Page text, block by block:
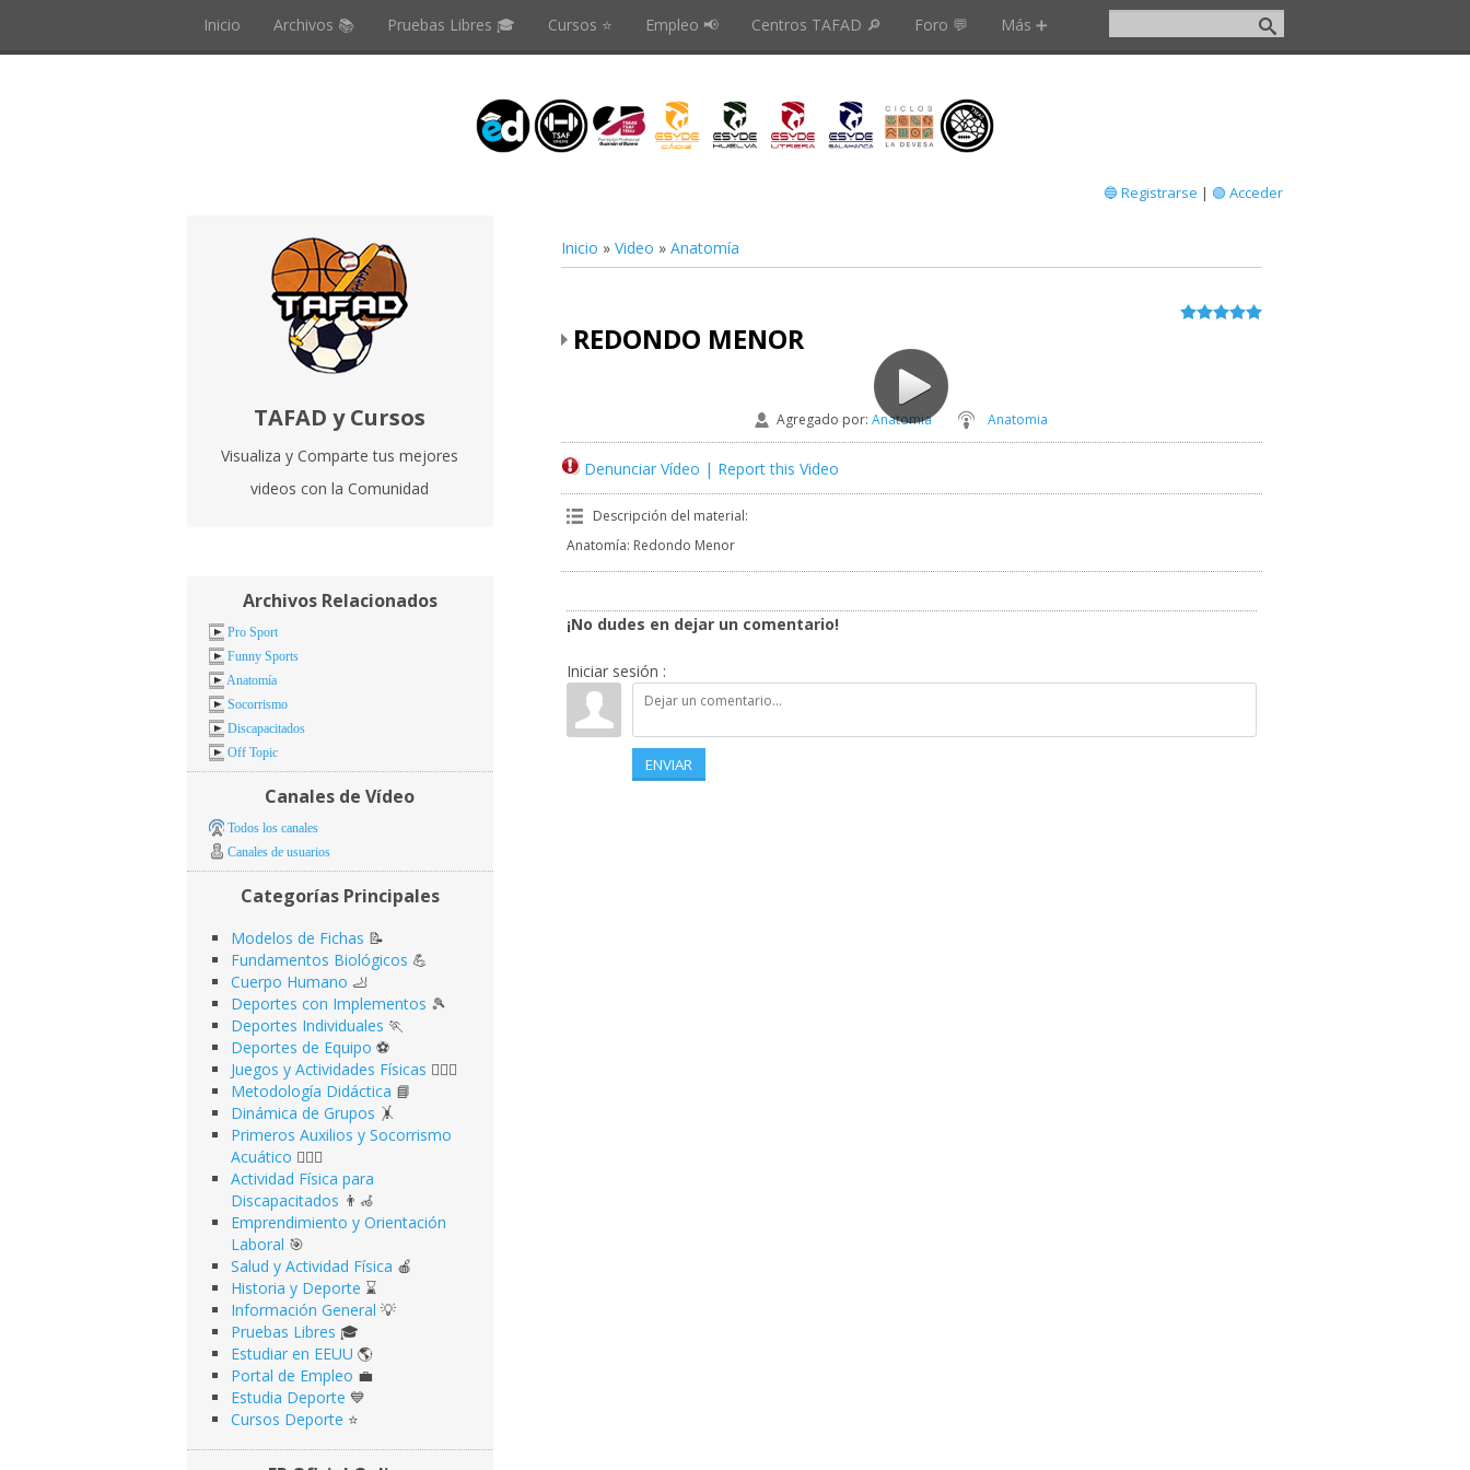
Inicio Archivos 📚 Pruebas Libres 🎓 Cursos ⭐️ Empleo 📢 Centros TAFAD 🔎 Foro 💬 Más ➕
🔵 Registrarse | 🟢 Acceder
TAFAD y Cursos
Visualiza y Comparte tus mejores
videos con la Comunidad
Inicio » Video » Anatomía
REDONDO MENOR
Agregado por: Anatomia Anatomia
Denunciar Vídeo | Report this Video
Descripción del material:
Anatomía: Redondo Menor
¡No dudes en dejar un comentario!
Iniciar sesión :
ENVIAR
Archivos Relacionados
Pro Sport
Funny Sports
Anatomía
Socorrismo
Discapacitados
Off Topic
Canales de Vídeo
Todos los canales
Canales de usuarios
Categorías Principales
Modelos de Fichas 📝
Fundamentos Biológicos 💪
Cuerpo Humano 🦶
Deportes con Implementos 🎾
Deportes Individuales 🏃
Deportes de Equipo ⚽️
Juegos y Actividades Físicas 🤹🏻‍♂️
Metodología Didáctica 📘
Dinámica de Grupos 🤸
Primeros Auxilios y Socorrismo
Acuático 🏊🏻‍♂️
Actividad Física para
Discapacitados 👨‍🦽
Emprendimiento y Orientación
Laboral 🎯
Salud y Actividad Física 🍎
Historia y Deporte ⌛️
Información General 💡
Pruebas Libres 🎓
Estudiar en EEUU 🌎​
Portal de Empleo 💼
Estudia Deporte 💙
Cursos Deporte ⭐️